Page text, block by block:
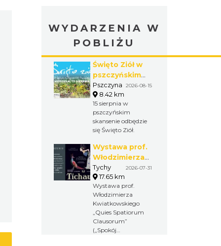
WYDARZENIA W
POBLIŻU
Święto Ziół w
pszczyńskim
skansenie
Pszczyna 2026-08-15
8.42 km
15 sierpnia w
pszczyńskim
skansenie odbędzie
się Święto Ziół.
Wystawa prof.
Włodzimierza
Kwiatkowskiego
w Tichauer Art
Gallery
Tychy 2026-07-31
17.65 km
Wystawa prof.
Włodzimierza
Kwiatkowskiego
„Quies Spatiorum
Clausorum”
(„Spokój